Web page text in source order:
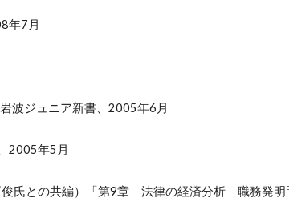
8年7 月
岩波ジュニア新書、2005年6月
2005年5月
氏との共編）「第9章 法律の経済分析―職務発明